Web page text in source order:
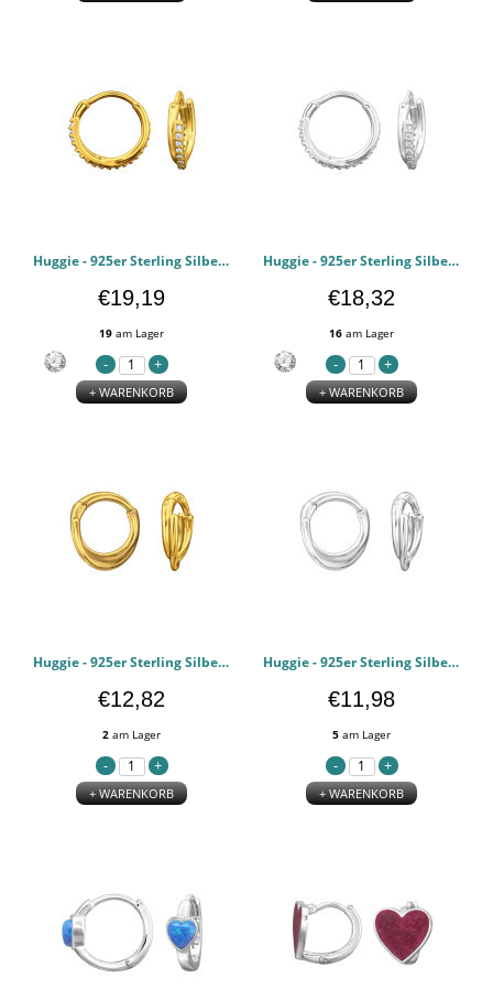
Huggie - 925er Sterling Silber Huggie Hoops PCJW50725
€19,19
19 am Lager
+ WARENKORB
Huggie - 925er Sterling Silber Huggie Hoops PCJW50724
€18,32
16 am Lager
+ WARENKORB
Huggie - 925er Sterling Silber Huggie Hoops PCJW50723
€12,82
2 am Lager
+ WARENKORB
Huggie - 925er Sterling Silber Huggie Hoops PCJW50722
€11,98
5 am Lager
+ WARENKORB